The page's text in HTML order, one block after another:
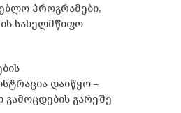
პროგრამები,
სახელმწიფო
დაიწყო –
გარეშე